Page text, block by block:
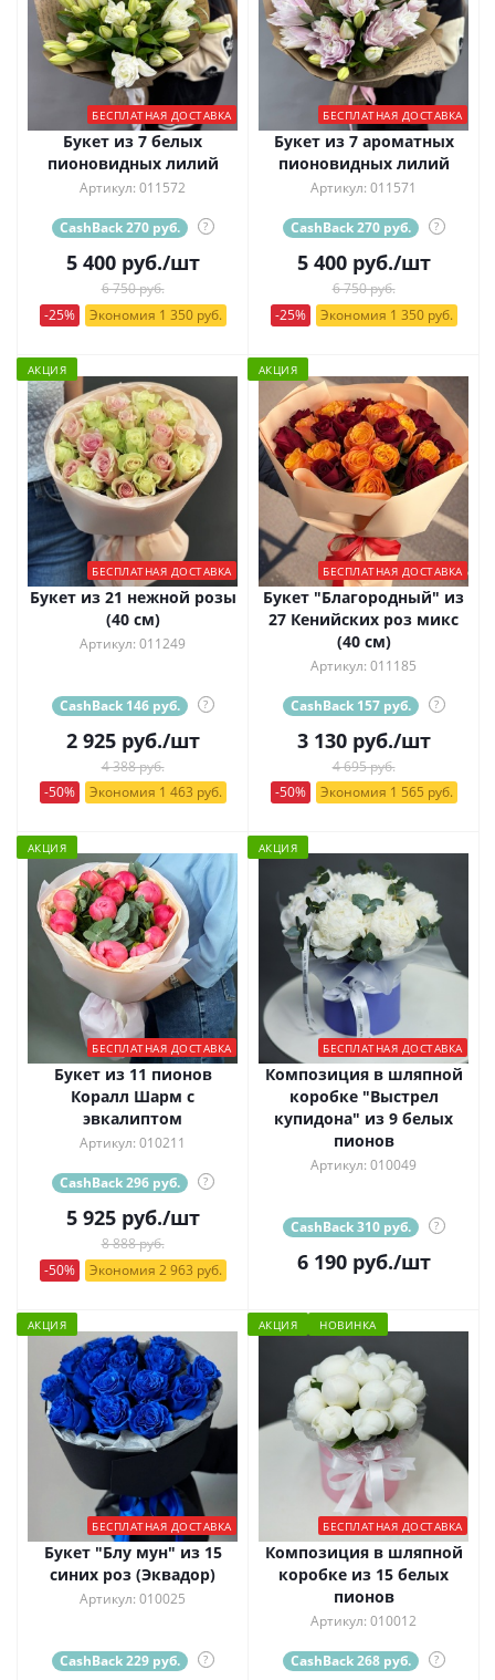
БЕСПЛАТНАЯ ДОСТАВКА
Букет из 7 белых
пионовидных лилий
Артикул: 011572
CashBack 270 руб. ?
5 400руб./шт
6 750 руб.
-25%
Экономия 1 350 руб.
БЕСПЛАТНАЯ ДОСТАВКА
Букет из 7 ароматных
пионовидных лилий
Артикул: 011571
CashBack 270 руб. ?
5 400руб./шт
6 750 руб.
-25%
Экономия 1 350 руб.
АКЦИЯ
БЕСПЛАТНАЯ ДОСТАВКА
Букет из 21 нежной розы
(40 см)
Артикул: 011249
CashBack 146 руб. ?
2 925руб./шт
4 388 руб.
-50%
Экономия 1 463 руб.
АКЦИЯ
БЕСПЛАТНАЯ ДОСТАВКА
Букет "Благородный" из
27 Кенийских роз микс
(40 см)
Артикул: 011185
CashBack 157 руб. ?
3 130руб./шт
4 695 руб.
-50%
Экономия 1 565 руб.
АКЦИЯ
БЕСПЛАТНАЯ ДОСТАВКА
Букет из 11 пионов
Коралл Шарм с
эвкалиптом
Артикул: 010211
CashBack 296 руб. ?
5 925руб./шт
8 888 руб.
-50%
Экономия 2 963 руб.
АКЦИЯ
БЕСПЛАТНАЯ ДОСТАВКА
Композиция в шляпной
коробке "Выстрел
купидона" из 9 белых
пионов
Артикул: 010049
CashBack 310 руб. ?
6 190руб./шт
АКЦИЯ
БЕСПЛАТНАЯ ДОСТАВКА
Букет "Блу мун" из 15
синих роз (Эквадор)
Артикул: 010025
CashBack 229 руб. ?
АКЦИЯ НОВИНКА
БЕСПЛАТНАЯ ДОСТАВКА
Композиция в шляпной
коробке из 15 белых
пионов
Артикул: 010012
CashBack 268 руб. ?